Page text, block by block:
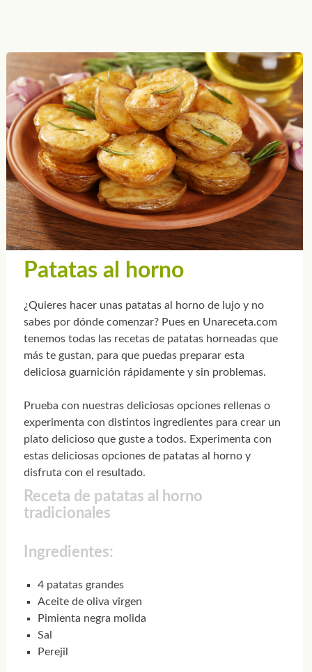
Patatas al horno
¿Quieres hacer unas patatas al horno de lujo y no
sabes por dónde comenzar? Pues en Unareceta.com
tenemos todas las recetas de patatas horneadas que
más te gustan, para que puedas preparar esta
deliciosa guarnición rápidamente y sin problemas.
Prueba con nuestras deliciosas opciones rellenas o
experimenta con distintos ingredientes para crear un
plato delicioso que guste a todos. Experimenta con
estas deliciosas opciones de patatas al horno y
disfruta con el resultado.
Receta de patatas al horno
tradicionales
Ingredientes:
4 patatas grandes
Aceite de oliva virgen
Pimienta negra molida
Sal
Perejil